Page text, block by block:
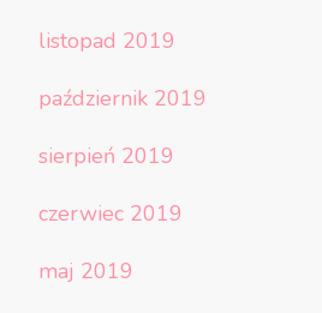
listopad 2019
październik 2019
sierpień 2019
czerwiec 2019
maj 2019